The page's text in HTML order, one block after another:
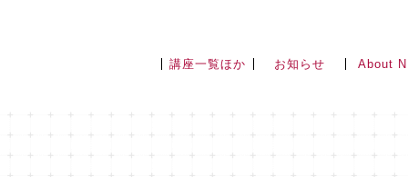
講座一覧ほか お知らせ About